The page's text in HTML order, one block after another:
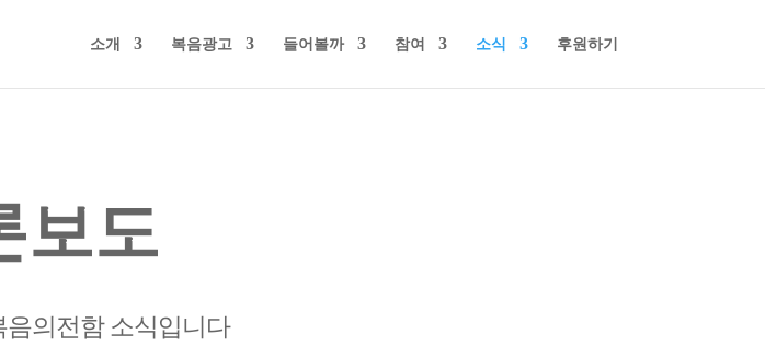
소개 복음광고 들어볼까 참여 소식 후원하기
보도
의전함 소식입니다